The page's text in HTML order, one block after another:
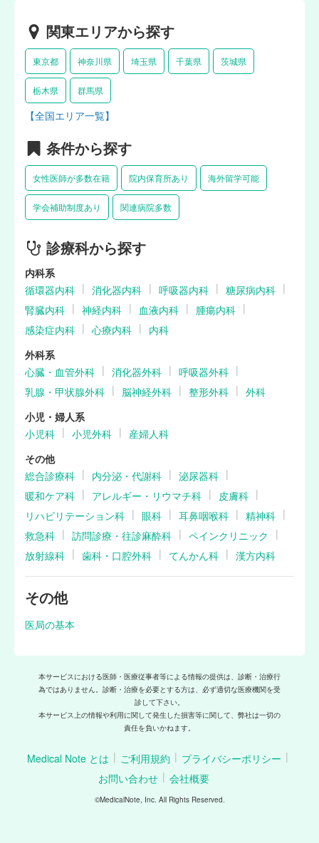
関東エリアから探す
東京都 神奈川県 埼玉県 千葉県 茨城県
栃木県 群馬県
【全国エリア一覧】
条件から探す
女性医師が多数在籍 院内保育所あり 海外留学可能
学会補助制度あり 関連病院多数
診療科から探す
内科系
循環器内科
消化器内科 呼吸器内科
糖尿病内科
腎臓内科
神経内科 血液内科
腫瘍内科
感染症内科
心療内科
内科
外科系
心臓・血管外科
消化器外科
呼吸器外科
乳腺・甲状腺外科
脳神経外科 整形外科
外科
小児・婦人系
小児科
小児外科
産婦人科
その他
総合診療科
内分泌・代謝科
泌尿器科
暖和ケア科
アレルギー・リウマチ科
皮膚科
リハビリテーション科
眼科 耳鼻咽喉科
精神科
救急科
訪問診療・往診麻酔科
ペインクリニック
放射線科
歯科・口腔外科 てんかん科 漢方内科
その他
医局の基本
本サービスにおける医師・医療従事者等による情報の提供は、診断・治療行
為ではありません。診断・治療を必要とする方は、必ず適切な医療機関を受
診して下さい。
本サービス上の情報や利用に関して発生した損害等に関して、弊社は一切の
責任を負いかねます。
Medical Note とは ご利用規約
プライバシーポリシー
お問い合わせ
会社概要
©MedicalNote, Inc. All Rights Reserved.